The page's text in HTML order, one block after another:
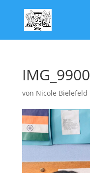
IMG_9900
von Nicole Bielefeld